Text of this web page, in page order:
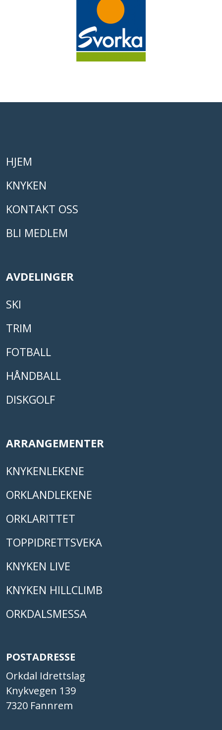
HJEM
KNYKEN
KONTAKT OSS
BLI MEDLEM
AVDELINGER
SKI
TRIM
FOTBALL
HÅNDBALL
DISKGOLF
ARRANGEMENTER
KNYKENLEKENE
ORKLANDLEKENE
ORKLARITTET
TOPPIDRETTSVEKA
KNYKEN LIVE
KNYKEN HILLCLIMB
ORKDALSMESSA
POSTADRESSE
Orkdal Idrettslag
Knykvegen 139
7320 Fannrem